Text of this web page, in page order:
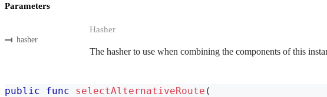
Parameters
hasher
Hasher
The hasher to use when combining the components of this
public func selectAlternativeRoute (